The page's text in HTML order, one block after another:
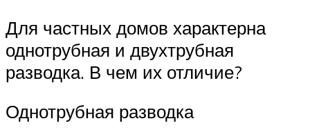
Для частных домов характерна
однотрубная и двухтрубная
разводка. В чем их отличие?
Однотрубная разводка